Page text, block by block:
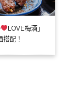
LOVE梅酒」
配！